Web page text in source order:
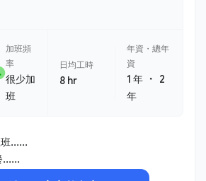
加班頻
率
很少加
班
日均工時
8 hr
年資・總年
資
1 年 ・
2
年
......
......